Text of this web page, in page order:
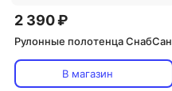
2 390 ₽
Рулонные полотенца СнабСан
В магазин